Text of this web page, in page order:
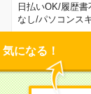
日払いOK/履歴書
なし/パソコンス
気になる！